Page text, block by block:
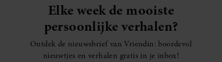
Elke week de mooiste
persoonlijke verhalen?
Ontdek de nieuwsbrief van Vriendin: boordevol
nieuwtjes en verhalen gratis in je inbox!